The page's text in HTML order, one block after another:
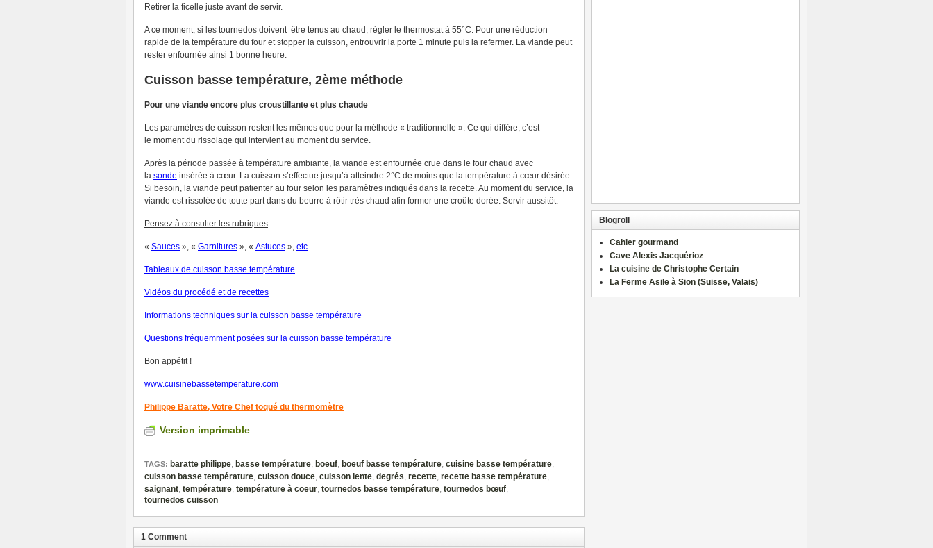
Retirer la ficelle juste avant de servir.
A ce moment, si les tournedos doivent être tenus au chaud, régler le thermostat à 55°C. Pour une réduction
rapide de la température du four et stopper la cuisson, entrouvrir la porte 1 minute puis la refermer. La viande peut
rester enfournée ainsi 1 bonne heure.
Cuisson basse température, 2ème méthode
Pour une viande encore plus croustillante et plus chaude
Les paramètres de cuisson restent les mêmes que pour la méthode « traditionnelle ». Ce qui diffère, c’est
le moment du rissolage qui intervient au moment du service.
Après la période passée à température ambiante, la viande est enfournée crue dans le four chaud avec
la sonde insérée à cœur. La cuisson s’effectue jusqu’à atteindre 2°C de moins que la température à cœur désirée.
Si besoin, la viande peut patienter au four selon les paramètres indiqués dans la recette. Au moment du service, la
viande est rissolée de toute part dans du beurre à rôtir très chaud afin former une croûte dorée. Servir aussitôt.
Pensez à consulter les rubriques
« Sauces », « Garnitures », « Astuces », etc…
Tableaux de cuisson basse température
Vidéos du procédé et de recettes
Informations techniques sur la cuisson basse température
Questions fréquemment posées sur la cuisson basse température
Bon appétit !
www.cuisinebassetemperature.com
Philippe Baratte, Votre Chef toqué du thermomètre
Version imprimable
TAGS: baratte philippe, basse température, boeuf, boeuf basse température, cuisine basse température,
cuisson basse température, cuisson douce, cuisson lente, degrés, recette, recette basse température,
saignant, température, température à coeur, tournedos basse température, tournedos bœuf,
tournedos cuisson
1 Comment
Blogroll
Cahier gourmand
Cave Alexis Jacquérioz
La cuisine de Christophe Certain
La Ferme Asile à Sion (Suisse, Valais)